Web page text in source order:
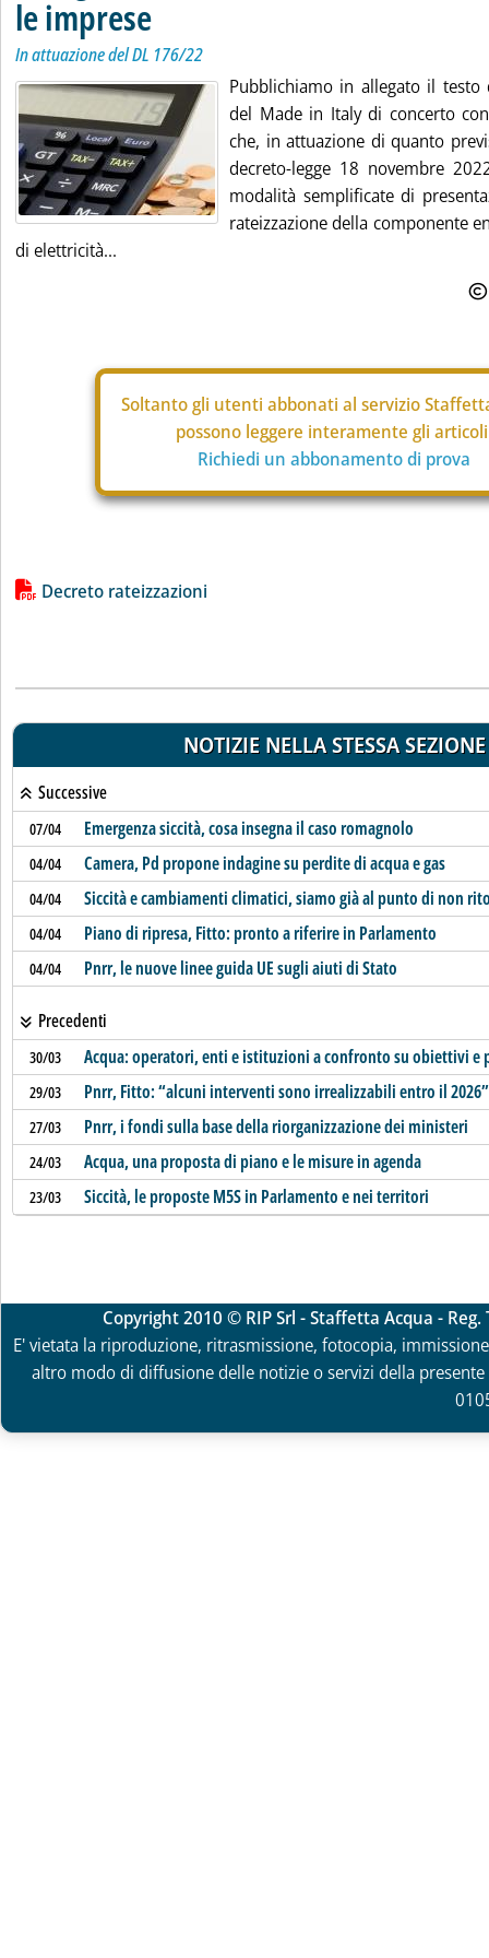
le imprese
In attuazione del DL 176/22
Pubblichiamo in allegato il
del Made in Italy di concerto
che, in attuazione di quanto
decreto-legge 18 novembre
modalità semplificate di
rateizzazione della componente
di elettricità...
Soltanto gli utenti abbonati al servizio
possono leggere interamente gli
Richiedi un abbonamento di prova
Lista allegati PDF alla notizia
Decreto rateizzazioni
NOTIZIE NELLA STESSA SEZIONE
Successive
07/04 Emergenza siccità, cosa insegna il caso romagnolo
04/04 Camera, Pd propone indagine su perdite di acqua e gas
04/04 Siccità e cambiamenti climatici, siamo già al punto di non
04/04 Piano di ripresa, Fitto: pronto a riferire in Parlamento
04/04 Pnrr, le nuove linee guida UE sugli aiuti di Stato
Precedenti
30/03 Acqua: operatori, enti e istituzioni a confronto su obiettivi e
29/03 Pnrr, Fitto: “alcuni interventi sono irrealizzabili entro il 2026”
27/03 Pnrr, i fondi sulla base della riorganizzazione dei ministeri
24/03 Acqua, una proposta di piano e le misure in agenda
23/03 Siccità, le proposte M5S in Parlamento e nei territori
Copyright 2010 © RIP Srl - Staffetta Acqua -
E' vietata la riproduzione, ritrasmissione, fotocopia,
altro modo di diffusione delle notizie o servizi della